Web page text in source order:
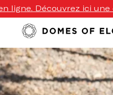
ligne. Découvrez ici